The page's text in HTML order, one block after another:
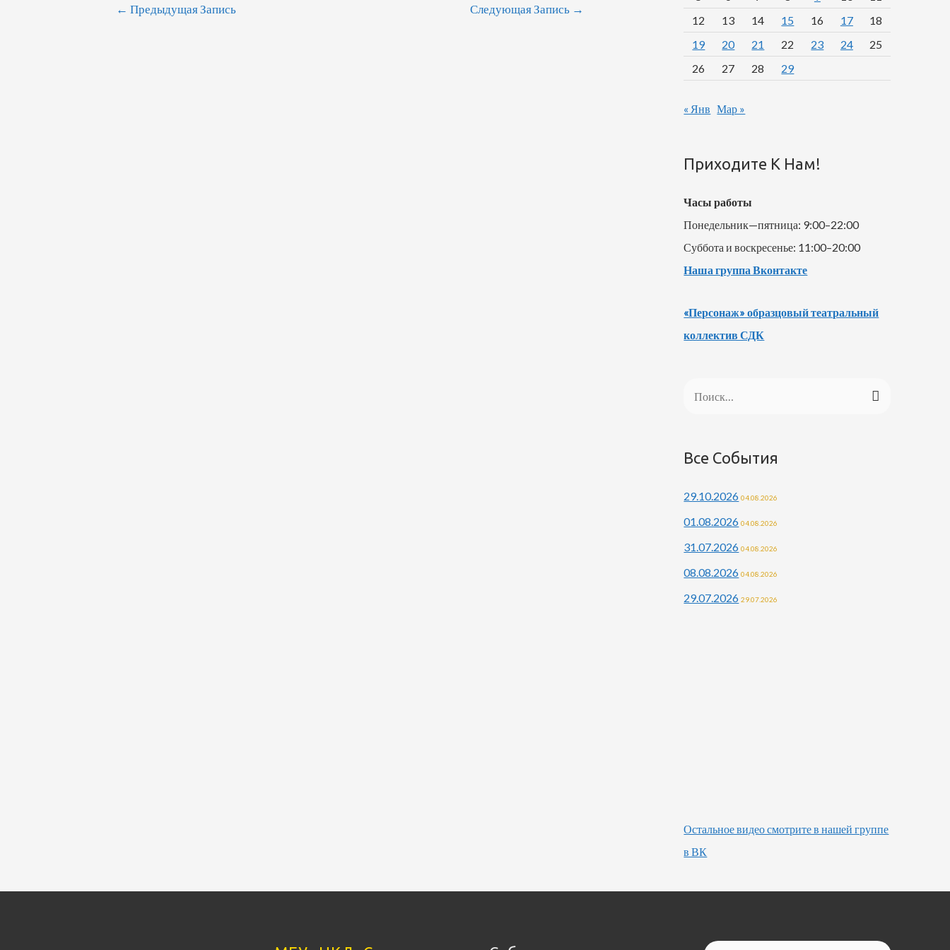
Навигация
← Предыдущая Запись Следующая Запись →
12
13 14 15 16 17
18
19
20 21 22 23 24
25
26
27 28 29
« Янв Мар »
Приходите К Нам!
Часы работы
Понедельник—пятница: 9:00–22:00
Суббота и воскресенье: 11:00–20:00
Наша группа Вконтакте
«Персонаж» образцовый театральный
коллектив СДК
т
:
Все События
29.10.2026 04.08.2026
01.08.2026 04.08.2026
31.07.2026 04.08.2026
08.08.2026 04.08.2026
29.07.2026 29.07.2026
Остальное видео смотрите в нашей группе
в ВК